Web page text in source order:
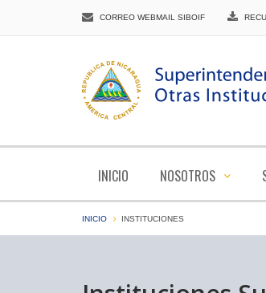
CORREO WEBMAIL SIBOIF
INICIO NOSOTROS
INICIO INSTITUCIONES